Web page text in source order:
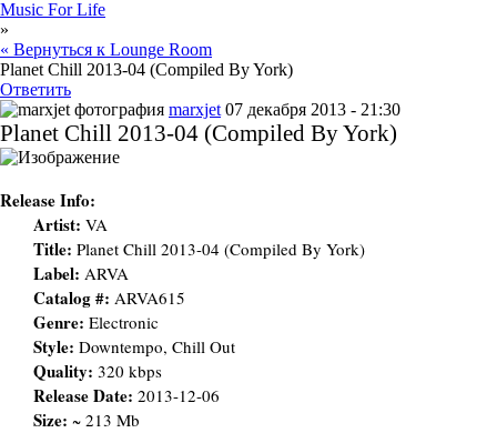
Music For Life
»
« Вернуться к Lounge Room
Planet Chill 2013-04 (Compiled By York)
Ответить
marxjet 07 декабря 2013 - 21:30
Planet Chill 2013-04 (Compiled By York)
Release Info:
Artist: VA
Title: Planet Chill 2013-04 (Compiled By York)
Label: ARVA
Catalog #: ARVA615
Genre: Electronic
Style: Downtempo, Chill Out
Quality: 320 kbps
Release Date: 2013-12-06
Size: ~ 213 Mb